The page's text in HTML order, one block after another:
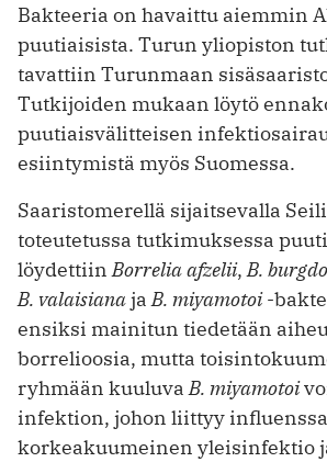
Bakteeria on havaittu aiemmin
puutiaisista. Turun yliopiston
tavattiin Turunmaan
Tutkijoiden mukaan löytö
puutiaisvälitteisen
esiintymistä myös Suomessa.
Saaristomerellä sijaitsevalla
toteutetussa tutkimuksessa
löydettiinBorrelia afzelii,B.
B. valaisianajaB. miyamotoi-
ensiksi mainitun tiedetään
borrelioosia, mutta
ryhmään kuuluvaB. miyamotoi
infektion, johon liittyy
korkeakuumeinen yleisinfektio